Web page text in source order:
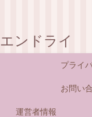
エンドライ
プライ
お問い
運営者情報